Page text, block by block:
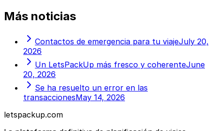
Más noticias
Contactos de emergencia para tu viajeJuly 20,
2026
Un LetsPackUp más fresco y coherenteJune
20, 2026
Se ha resuelto un error en las
transaccionesMay 14, 2026
letspackup.com